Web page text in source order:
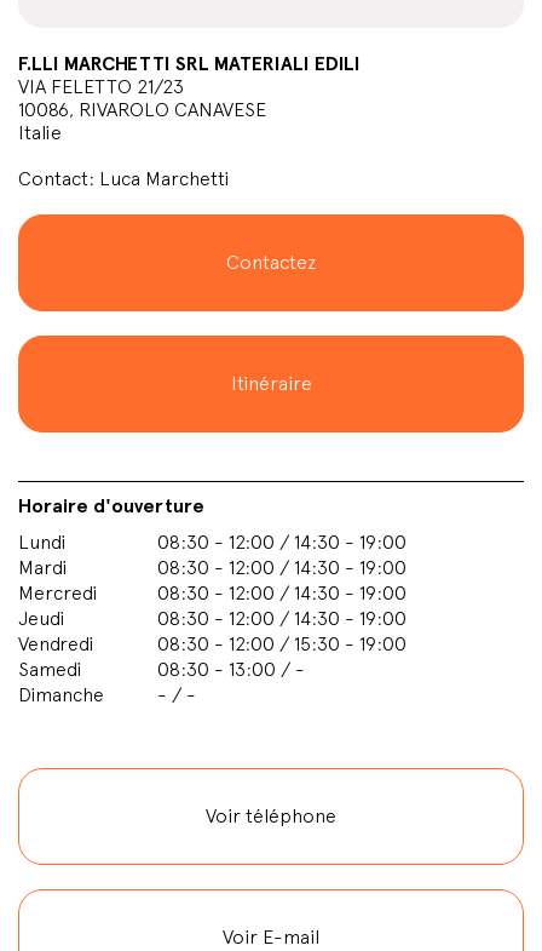
F.LLI MARCHETTI SRL MATERIALI EDILI
VIA FELETTO 21/23
10086, RIVAROLO CANAVESE
Italie
Contact: Luca Marchetti
Contactez
Itinéraire
Horaire d'ouverture
Lundi
08:30 - 12:00 / 14:30 - 19:00
Mardi
08:30 - 12:00 / 14:30 - 19:00
Mercredi
08:30 - 12:00 / 14:30 - 19:00
Jeudi
08:30 - 12:00 / 14:30 - 19:00
Vendredi
08:30 - 12:00 / 15:30 - 19:00
Samedi
08:30 - 13:00 / -
Dimanche
- / -
Voir téléphone
Voir E-mail